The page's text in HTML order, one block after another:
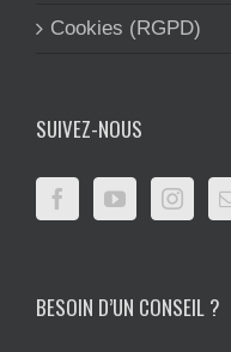
Cookies (RGPD)
SUIVEZ-NOUS
BESOIN D’UN CONSEIL ?